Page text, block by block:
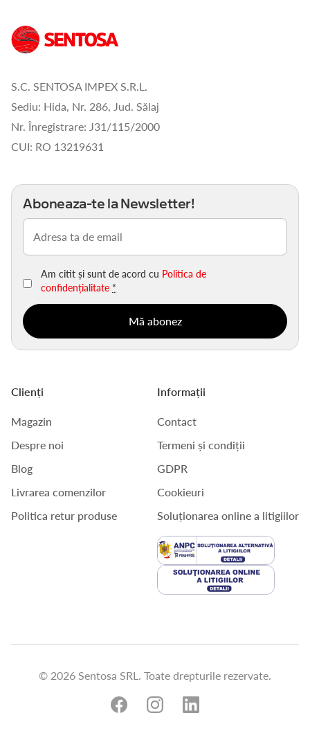
S.C. SENTOSA IMPEX S.R.L.
Sediu: Hida, Nr. 286, Jud. Sălaj
Nr. Înregistrare: J31/115/2000
CUI: RO 13219631
Aboneaza-te la Newsletter!
Email
(Obligatoriu)
Am citit și sunt de acord cu Politica de
confidențialitate *
Clienți
Magazin
Despre noi
Blog
Livrarea comenzilor
Politica retur produse
Informații
Contact
Termeni și condiții
GDPR
Cookieuri
Soluționarea online a litigiilor
© 2026 Sentosa SRL. Toate drepturile rezervate.